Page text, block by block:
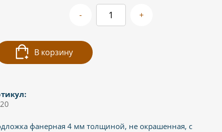
- +
В корзину
фанерная 4 мм толщиной, не окрашенная, с